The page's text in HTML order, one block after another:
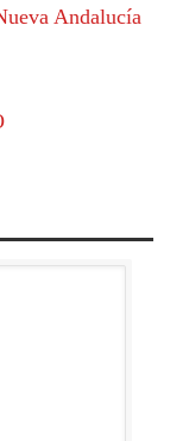
Andalucía